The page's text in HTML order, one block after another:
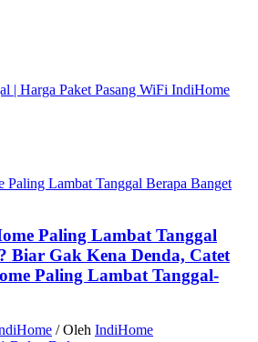
| Harga Paket Pasang WiFi IndiHome
Paling Lambat Tanggal
Biar Gak Kena Denda, Catet
Paling Lambat Tanggal-
/ Oleh IndiHome